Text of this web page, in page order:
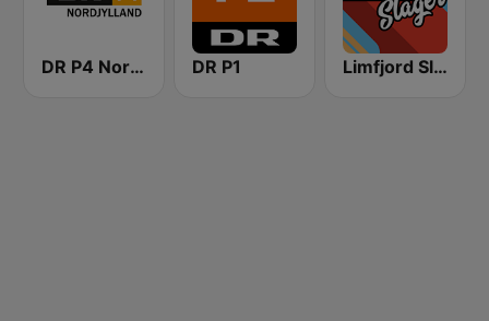
DR P4 Nordjylland DR P1 Limfjord Slager